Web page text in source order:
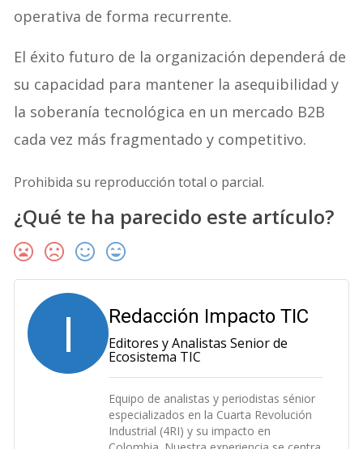
operativa de forma recurrente.
El éxito futuro de la organización dependerá de
su capacidad para mantener la asequibilidad y
la soberanía tecnológica en un mercado B2B
cada vez más fragmentado y competitivo.
Prohibida su reproducción total o parcial.
¿Qué te ha parecido este artículo?
I Redacción Impacto TIC
Editores y Analistas Senior de
Ecosistema TIC
Equipo de analistas y periodistas sénior
especializados en la Cuarta Revolución
Industrial (4RI) y su impacto en